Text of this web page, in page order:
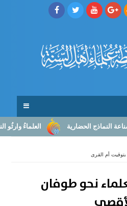
العلماءُ وارثُو النبوّة: من الحضارية
بتوقيت أم القرى
نحو طوفان